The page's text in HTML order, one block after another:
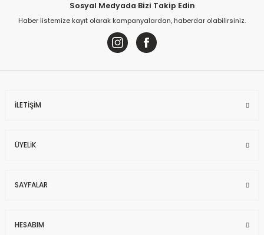
Sosyal Medyada Bizi Takip Edin
Haber listemize kayıt olarak kampanyalardan, haberdar olabilirsiniz.
İLETİŞİM
ÜYELİK
SAYFALAR
HESABIM